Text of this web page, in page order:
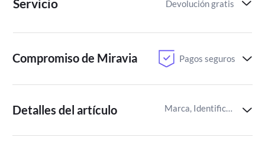
Servicio Devolución gratis
Compromiso de Miravia Pagos seguros
Detalles del artículo Marca, Identificador del artículo de Miravia